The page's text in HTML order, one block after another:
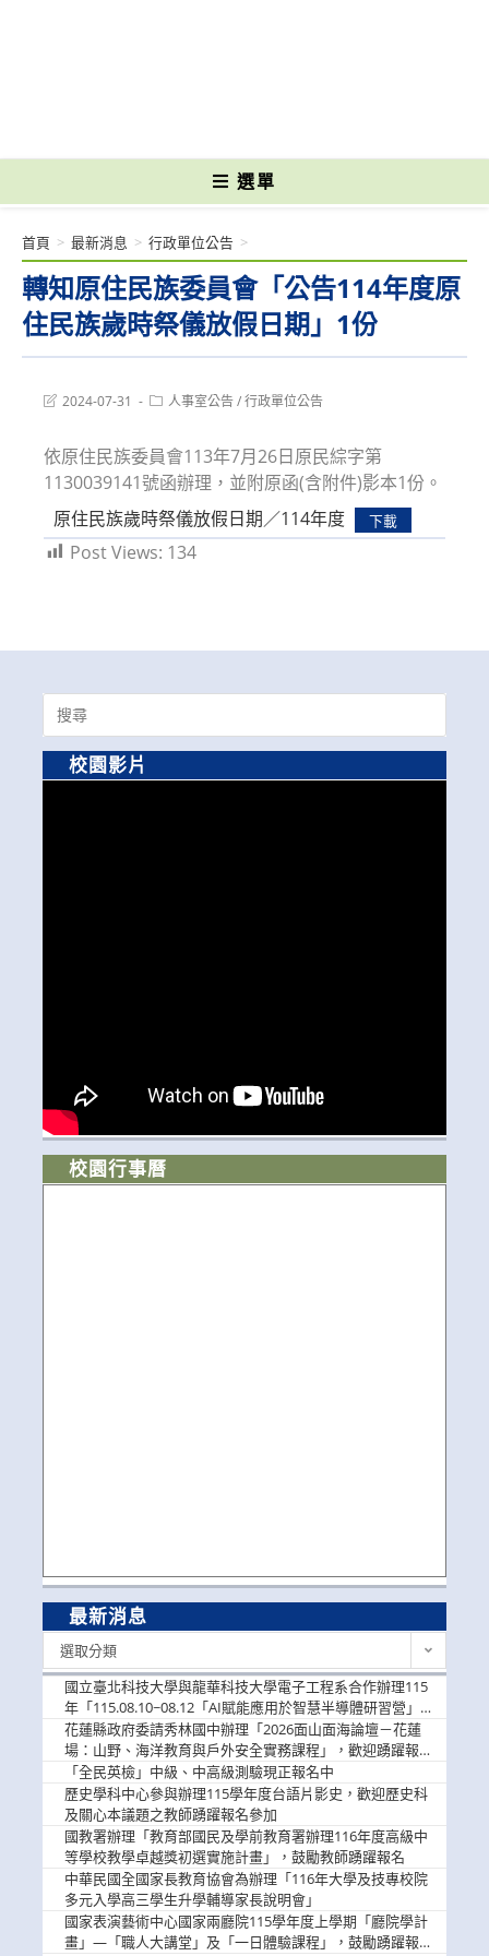
選單
轉知原住民族委員會「公告114年度原
住民族歲時祭儀放假日期」1份
首頁 > 最新消息 > 行政單位公告 >
Post2024-07-31
Post人事室公告/行政單位公告
依原住民族委員會113年7月26日原民綜字第
1130039141號函辦理，並附原函(含附件)影本1份。
原住民族歲時祭儀放假日期／114年度
下載
Post Views: 134
Search
for:
校園影片
校園行事曆
最新消息
選取分類
國立臺北科技大學與龍華科技大學電子工程系合作辦理115
年「115.08.10~08.12「AI賦能應用於智慧半導體研習營」，
歡迎學生踴躍報名參加
花蓮縣政府委請秀林國中辦理「2026面山面海論壇－花蓮
場：山野、海洋教育與戶外安全實務課程」，歡迎踴躍報名
參加
「全民英檢」中級、中高級測驗現正報名中
歷史學科中心參與辦理115學年度台語片影史，歡迎歷史科
及關心本議題之教師踴躍報名參加
國教署辦理「教育部國民及學前教育署辦理116年度高級中
等學校教學卓越獎初選實施計畫」，鼓勵教師踴躍報名
中華民國全國家長教育協會為辦理「116年大學及技專校院
多元入學高三學生升學輔導家長說明會」
國家表演藝術中心國家兩廳院115學年度上學期「廳院學計
畫」—「職人大講堂」及「一日體驗課程」，鼓勵踴躍報名